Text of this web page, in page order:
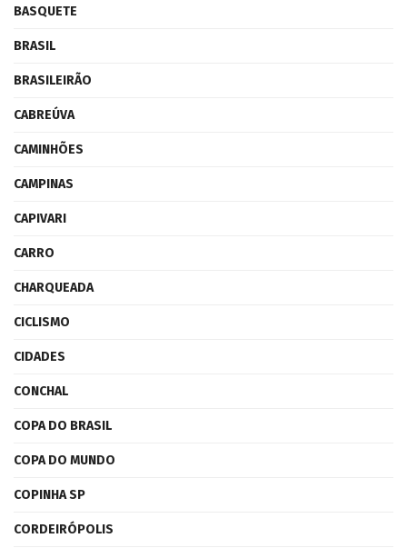
BASQUETE
BRASIL
BRASILEIRÃO
CABREÚVA
CAMINHÕES
CAMPINAS
CAPIVARI
CARRO
CHARQUEADA
CICLISMO
CIDADES
CONCHAL
COPA DO BRASIL
COPA DO MUNDO
COPINHA SP
CORDEIRÓPOLIS